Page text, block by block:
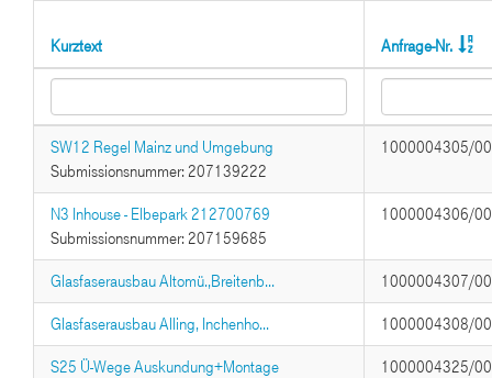
Kurztext Anfrage-Nr.
SW12 Regel Mainz und Umgebung
Submissionsnummer: 207139222
1000004305/
N3 Inhouse - Elbepark 212700769
Submissionsnummer: 207159685
1000004306/
Glasfaserausbau Altomü.,Breitenb... 1000004307/
Glasfaserausbau Alling, Inchenho... 1000004308/
S25 Ü-Wege Auskundung+Montage 1000004325/